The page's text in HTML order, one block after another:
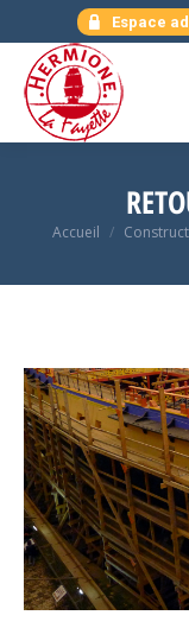
Espace
Vous êtes ici :
Accueil